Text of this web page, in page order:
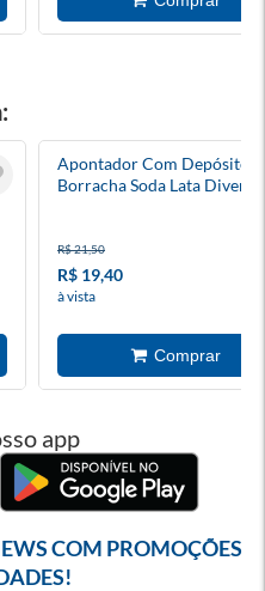
Apontador Com Depósito +
Borracha Soda Lata
R$ 21,50
R$ 19,40
à vista
app
COM PROMOÇÕES